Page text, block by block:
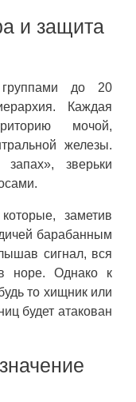
и защита
до 20
Каждая
мочой,
железы.
зверьки
заметив
барабанным
сигнал, вся
норе. Однако к
то хищник или
будет атакован